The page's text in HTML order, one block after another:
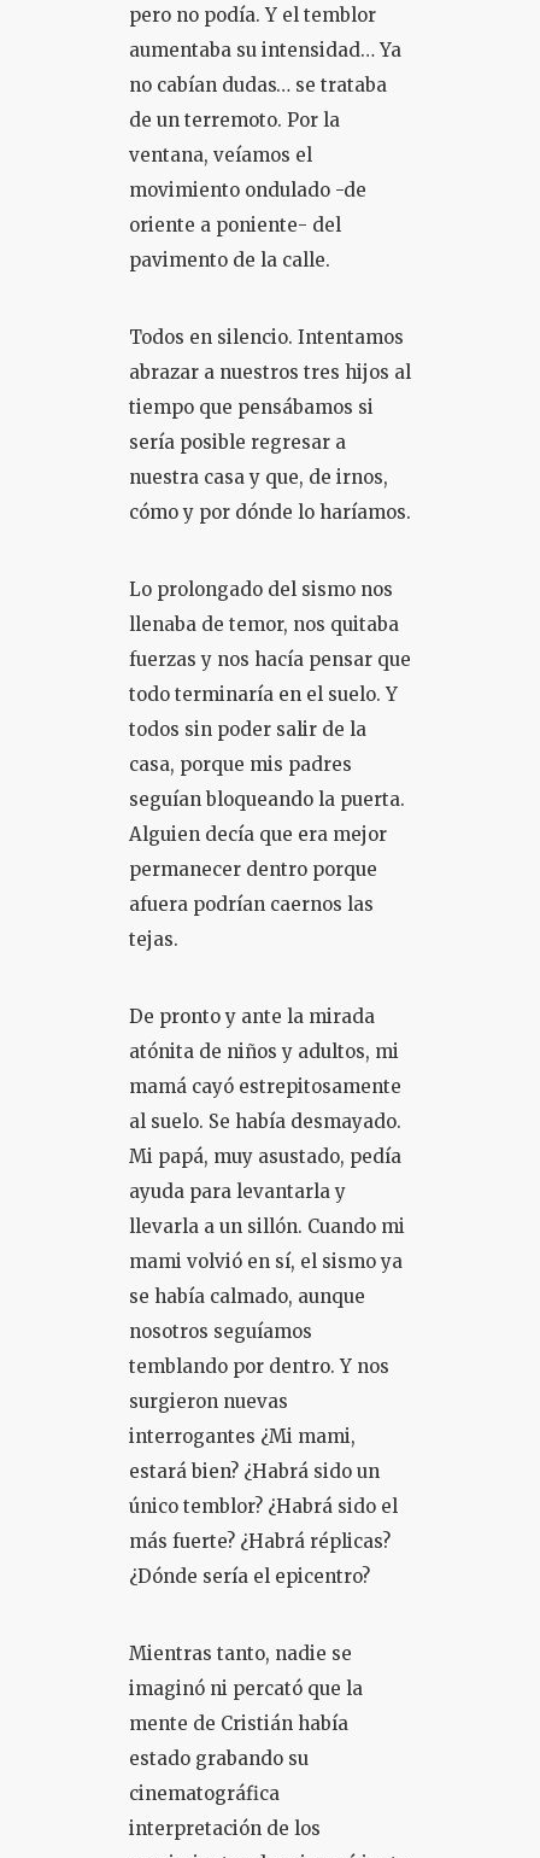
pero no podía. Y el temblor
aumentaba su intensidad… Ya
no cabían dudas… se trataba
de un terremoto. Por la
ventana, veíamos el
movimiento ondulado -de
oriente a poniente- del
pavimento de la calle.
Todos en silencio. Intentamos
abrazar a nuestros tres hijos al
tiempo que pensábamos si
sería posible regresar a
nuestra casa y que, de irnos,
cómo y por dónde lo haríamos.
Lo prolongado del sismo nos
llenaba de temor, nos quitaba
fuerzas y nos hacía pensar que
todo terminaría en el suelo. Y
todos sin poder salir de la
casa, porque mis padres
seguían bloqueando la puerta.
Alguien decía que era mejor
permanecer dentro porque
afuera podrían caernos las
tejas.
De pronto y ante la mirada
atónita de niños y adultos, mi
mamá cayó estrepitosamente
al suelo. Se había desmayado.
Mi papá, muy asustado, pedía
ayuda para levantarla y
llevarla a un sillón. Cuando mi
mami volvió en sí, el sismo ya
se había calmado, aunque
nosotros seguíamos
temblando por dentro. Y nos
surgieron nuevas
interrogantes ¿Mi mami,
estará bien? ¿Habrá sido un
único temblor? ¿Habrá sido el
más fuerte? ¿Habrá réplicas?
¿Dónde sería el epicentro?
Mientras tanto, nadie se
imaginó ni percató que la
mente de Cristián había
estado grabando su
cinematográfica
interpretación de los